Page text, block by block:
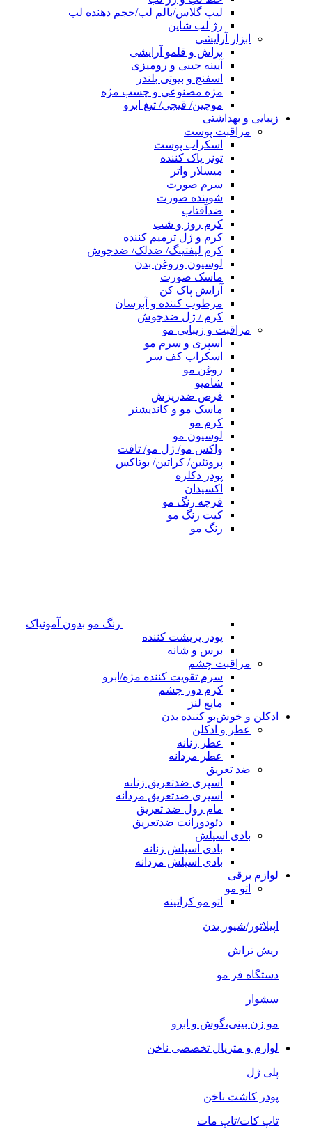
لیپ گلاس/بالم لب/حجم دهنده لب
رژ لب شاین
ابزار آرایشی
براش و قلمو آرایشی
آیینه جیبی و رومیزی
اسفنج و بیوتی بلندر
مژه مصنوعی و چسب مژه
موچین/ قیچی/ تیغ ابرو
زیبایی و بهداشتی
مراقبت پوست
اسکراب پوست
تونر پاک کننده
میسلار واتر
سرم صورت
شوینده صورت
ضدآفتاب
کرم روز و شب
کرم و ژل ترمیم کننده
کرم لیفتینگ/ ضدلک/ ضدجوش
لوسیون وروغن بدن
ماسک صورت
آرایش پاک کن
مرطوب کننده و آبرسان
کرم / ژل ضدجوش
مراقبت و زیبایی مو
اسپری و سرم مو
اسکراب کف سر
روغن مو
شامپو
قرص ضدریزش
ماسک مو و کاندیشنر
کرم مو
لوسیون مو
واکس مو/ ژل مو/ تافت
پروتئین/ کراتین/ بوتاکس
پودر دکلره
اکسیدان
فرچه رنگ مو
کیت رنگ مو
رنگ مو
رنگ مو بدون آمونیاک
پودر پرپشت کننده
برس و شانه
مراقبت چشم
سرم تقویت کننده مژه/ابرو
کرم دور چشم
مایع لنز
ادکلن و خوش‌بو کننده بدن
عطر و ادکلن
عطر زنانه
عطر مردانه
ضد تعریق
اسپری ضدتعریق زنانه
اسپری ضدتعریق مردانه
مام رول ضد تعریق
دئودورانت ضدتعریق
بادی اسپلش
بادی اسپلش زنانه
بادی اسپلش مردانه
لوازم برقی
اتو مو
اتو مو کراتینه
اپیلاتور/شیور بدن
ریش تراش
دستگاه فر مو
سشوار
مو زن بینی،گوش و ابرو
لوازم و متریال تخصصی ناخن
پلی ژل
پودر کاشت ناخن
تاپ کات/تاپ مات